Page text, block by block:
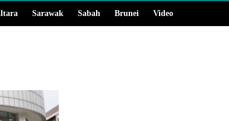
Sarawak Sabah Brunei Video